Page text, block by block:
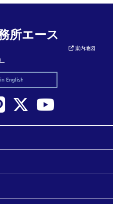
所エース
案内地図